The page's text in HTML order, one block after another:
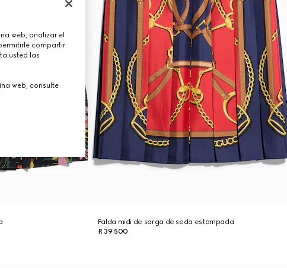
Falda midi de sarga de seda estampada
R 39 500
web, analizar el
compartir
usted las
web, consulte